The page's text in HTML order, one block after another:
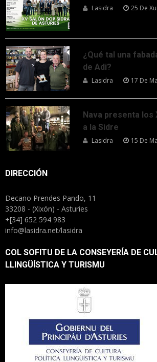
Lasidra 25 De
¿Qué tal una
de Adi?
Lasidra 17 De
Nava presenta los
a la Sidre
Lasidra 15 De
DIRECCIÓN
Decano Prendes Pando, 11
33208 - (Xixón) - Asturies
+[34] 652 594 983
info@lasidra.net/lasidra
COL SOFITU DE LA CONSEYERÍA DE
LLINGÜÍSTICA Y TURISMU